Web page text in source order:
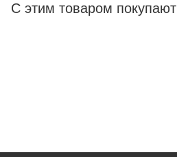
С этим товаром покупают